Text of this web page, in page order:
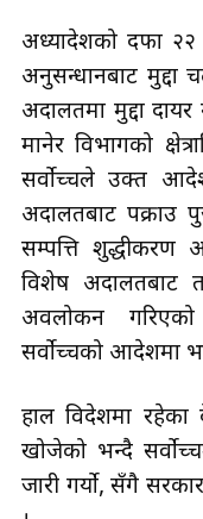
अध्यादेशको दफा
अनुसन्धानबाट
अदालतमा मुद्दा
मानेर विभागको
सर्वोच्चले उक्त
अदालतबाट पक्राउ
सम्पत्ति शुद्धीकरण
विशेष अदालतबाट
अवलोकन
सर्वोच्चको आदेशमा
हाल विदेशमा रहेका
खोजेको भन्दै
जारी गर्यो, सँगै